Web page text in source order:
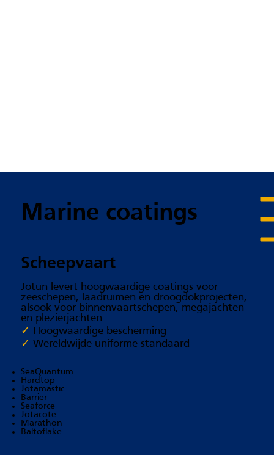
Marine coatings
Scheepvaart
Jotun levert hoogwaardige coatings voor
zeeschepen, laadruimen en droogdokprojecten,
alsook voor binnenvaartschepen, megajachten
en plezierjachten.
✓
Hoogwaardige bescherming
✓ Wereldwijde uniforme standaard
SeaQuantum
Hardtop
Jotamastic
Barrier
Seaforce
Jotacote
Marathon
Baltoflake